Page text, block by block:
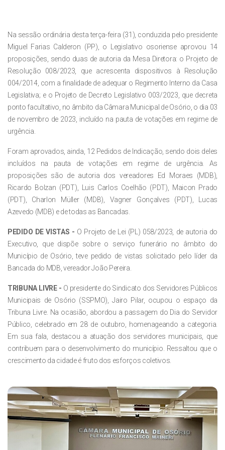
Na sessão ordinária desta terça-feira (31), conduzida pelo presidente
Miguel Farias Calderon (PP), o Legislativo osoriense aprovou 14
proposições, sendo duas de autoria da Mesa Diretora: o Projeto de
Resolução 008/2023, que acrescenta dispositivos à Resolução
004/2014, com a finalidade de adequar o Regimento Interno da Casa
Legislativa; e o Projeto de Decreto Legislativo 003/2023, que decreta
ponto facultativo, no âmbito da Câmara Municipal de Osório, o dia 03
de novembro de 2023, incluído na pauta de votações em regime de
urgência.
Foram aprovados, ainda, 12 Pedidos de Indicação, sendo dois deles
incluídos na pauta de votações em regime de urgência. As
proposições são de autoria dos vereadores Ed Moraes (MDB),
Ricardo Bolzan (PDT), Luis Carlos Coelhão (PDT), Maicon Prado
(PDT), Charlon Müller (MDB), Vagner Gonçalves (PDT), Lucas
Azevedo (MDB) e de todas as Bancadas.
PEDIDO DE VISTAS - O Projeto de Lei (PL) 058/2023, de autoria do
Executivo, que dispõe sobre o serviço funerário no âmbito do
Município de Osório, teve pedido de vistas solicitado pelo líder da
Bancada do MDB, vereador João Pereira.
TRIBUNA LIVRE - O presidente do Sindicato dos Servidores Públicos
Municipais de Osório (SSPMO), Jairo Pilar, ocupou o espaço da
Tribuna Livre. Na ocasião, abordou a passagem do Dia do Servidor
Público, celebrado em 28 de outubro, homenageando a categoria.
Em sua fala, destacou a atuação dos servidores municipais, que
contribuem para o desenvolvimento do município. Ressaltou que o
crescimento da cidade é fruto dos esforços coletivos.